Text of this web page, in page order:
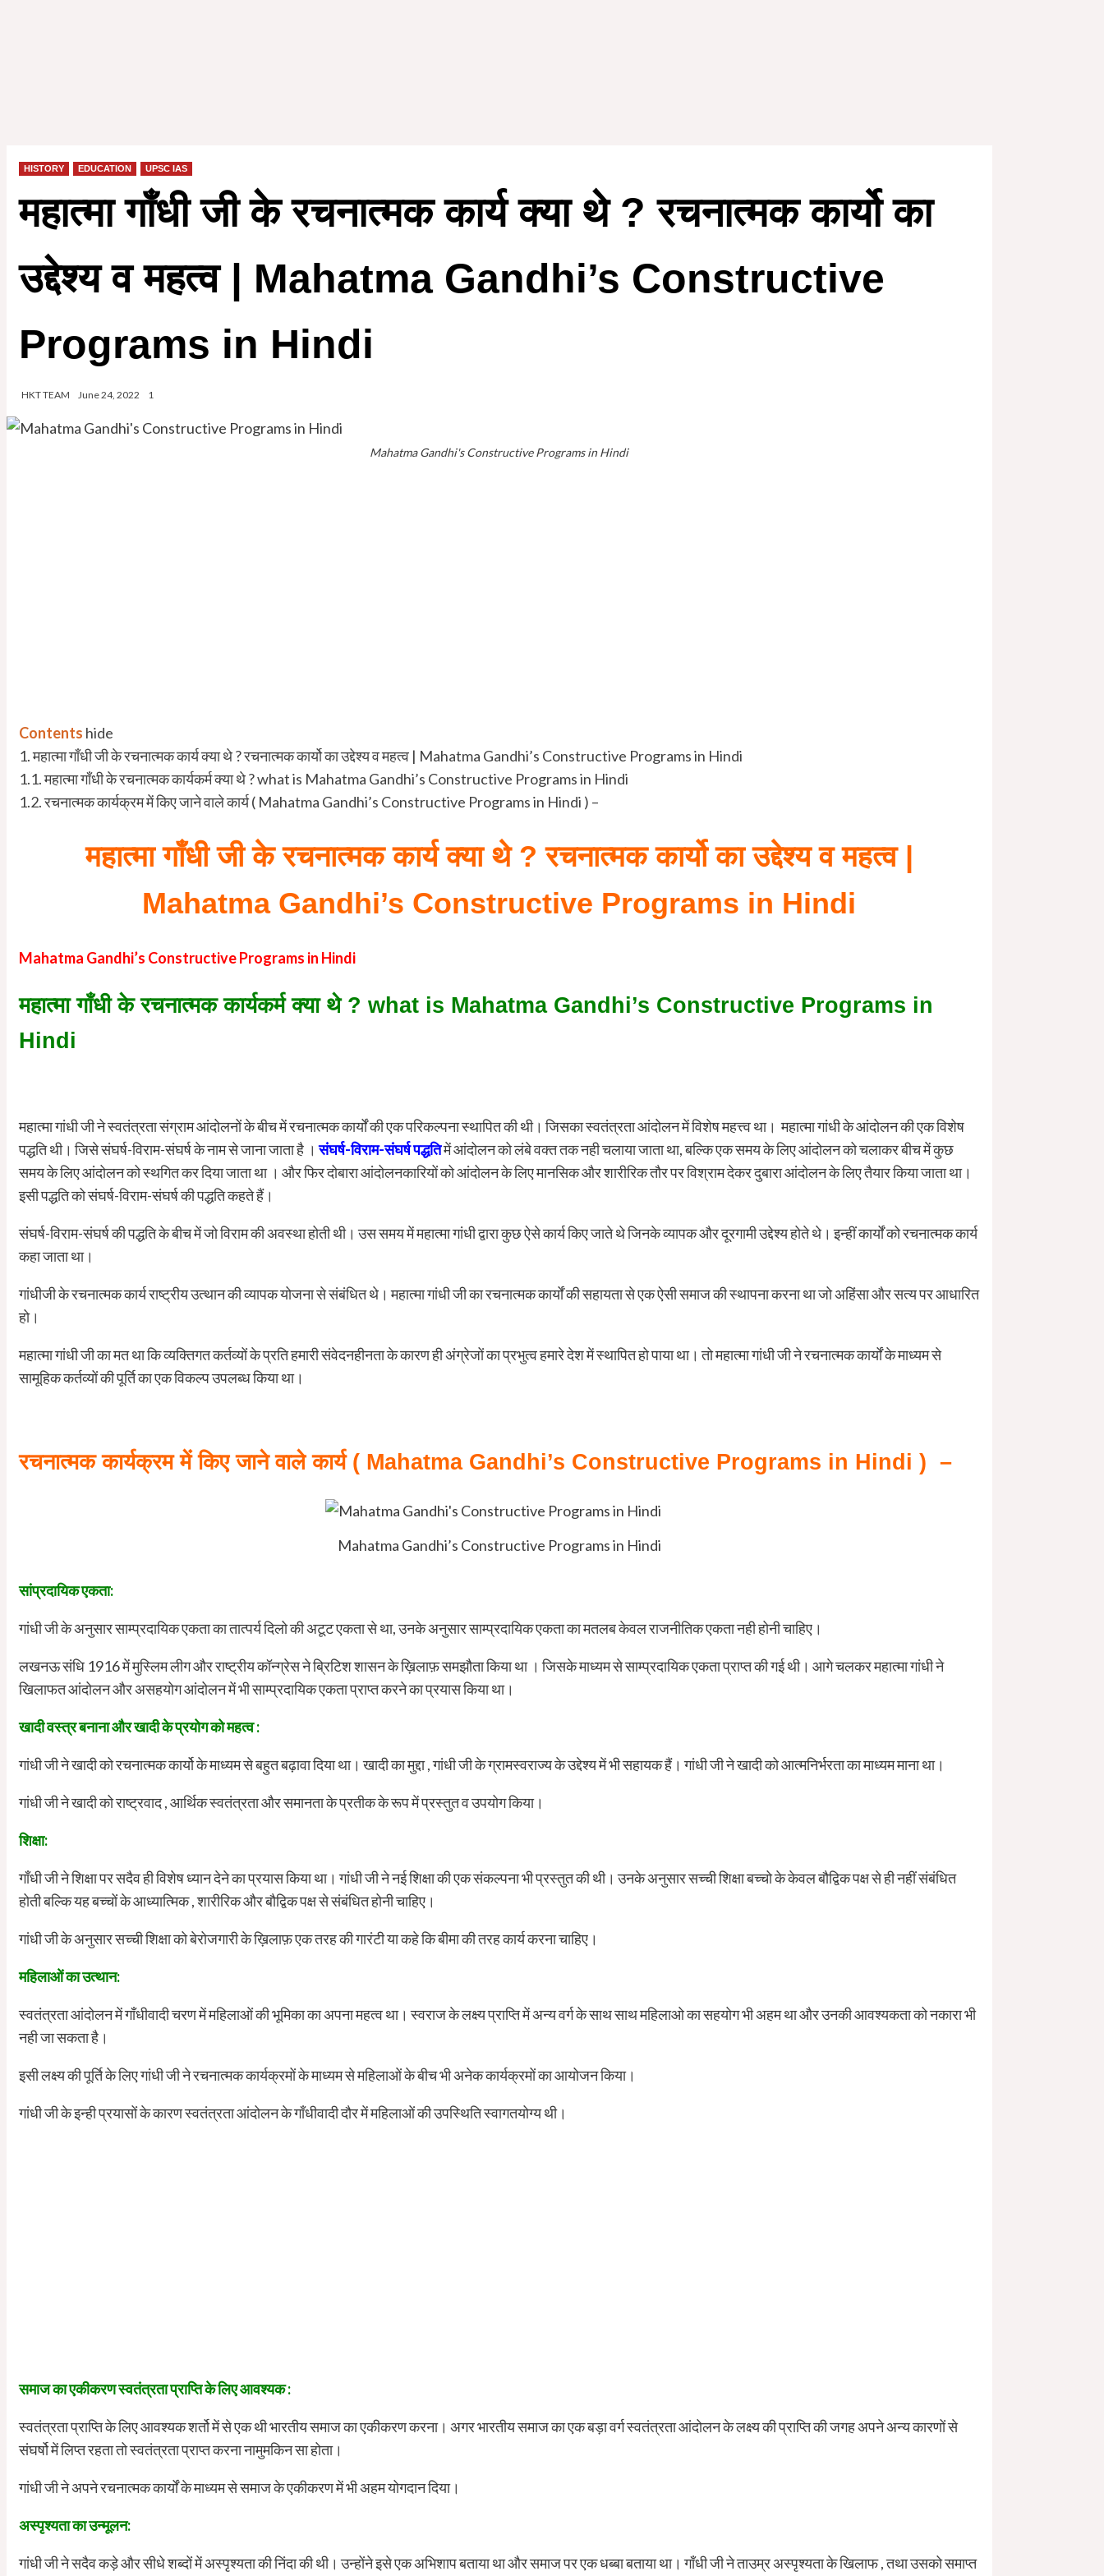
HISTORY EDUCATION UPSC IAS
महात्मा गाँधी जी के रचनात्मक कार्य क्या थे ? रचनात्मक कार्यो का
उद्देश्य व महत्व | Mahatma Gandhi’s Constructive
Programs in Hindi
HKT TEAM June 24, 2022 1
Mahatma Gandhi's Constructive Programs in Hindi
Contents hide
1.महात्मा गाँधी जी के रचनात्मक कार्य क्या थे ? रचनात्मक कार्यो का उद्देश्य व महत्व | Mahatma Gandhi’s Constructive Programs in Hindi
1.1.महात्मा गाँधी के रचनात्मक कार्यकर्म क्या थे ? what is Mahatma Gandhi’s Constructive Programs in Hindi
1.2.रचनात्मक कार्यक्रम में किए जाने वाले कार्य ( Mahatma Gandhi’s Constructive Programs in Hindi ) –
महात्मा गाँधी जी के रचनात्मक कार्य क्या थे ? रचनात्मक कार्यो का उद्देश्य व महत्व |
Mahatma Gandhi’s Constructive Programs in Hindi
Mahatma Gandhi’s Constructive Programs in Hindi
महात्मा गाँधी के रचनात्मक कार्यकर्म क्या थे ? what is Mahatma Gandhi’s Constructive Programs in
Hindi
महात्मा गांधी जी ने स्वतंत्रता संग्राम आंदोलनों के बीच में रचनात्मक कार्यों की एक परिकल्पना स्थापित की थी। जिसका स्वतंत्रता आंदोलन में विशेष महत्त्व था। महात्मा गांधी के आंदोलन की एक विशेष
पद्धति थी। जिसे संघर्ष-विराम-संघर्ष के नाम से जाना जाता है ।संघर्ष-विराम-संघर्ष पद्धतिमें आंदोलन को लंबे वक्त तक नही चलाया जाता था, बल्कि एक समय के लिए आंदोलन को चलाकर बीच में कुछ
समय के लिए आंदोलन को स्थगित कर दिया जाता था । और फिर दोबारा आंदोलनकारियों को आंदोलन के लिए मानसिक और शारीरिक तौर पर विश्राम देकर दुबारा आंदोलन के लिए तैयार किया जाता था।
इसी पद्धति को संघर्ष-विराम-संघर्ष की पद्धति कहते हैं।
संघर्ष-विराम-संघर्ष की पद्धति के बीच में जो विराम की अवस्था होती थी। उस समय में महात्मा गांधी द्वारा कुछ ऐसे कार्य किए जाते थे जिनके व्यापक और दूरगामी उद्देश्य होते थे। इन्हीं कार्यों को रचनात्मक कार्य
कहा जाता था।
गांधीजी के रचनात्मक कार्य राष्ट्रीय उत्थान की व्यापक योजना से संबंधित थे। महात्मा गांधी जी का रचनात्मक कार्यों की सहायता से एक ऐसी समाज की स्थापना करना था जो अहिंसा और सत्य पर आधारित
हो।
महात्मा गांधी जी का मत था कि व्यक्तिगत कर्तव्यों के प्रति हमारी संवेदनहीनता के कारण ही अंग्रेजों का प्रभुत्व हमारे देश में स्थापित हो पाया था। तो महात्मा गांधी जी ने रचनात्मक कार्यों के माध्यम से
सामूहिक कर्तव्यों की पूर्ति का एक विकल्प उपलब्ध किया था।
रचनात्मक कार्यक्रम में किए जाने वाले कार्य ( Mahatma Gandhi’s Constructive Programs in Hindi ) –
Mahatma Gandhi’s Constructive Programs in Hindi
सांप्रदायिक एकता:
गांधी जी के अनुसार साम्प्रदायिक एकता का तात्पर्य दिलो की अटूट एकता से था, उनके अनुसार साम्प्रदायिक एकता का मतलब केवल राजनीतिक एकता नही होनी चाहिए।
लखनऊ संधि 1916 में मुस्लिम लीग और राष्ट्रीय कॉन्ग्रेस ने ब्रिटिश शासन के ख़िलाफ़ समझौता किया था । जिसके माध्यम से साम्प्रदायिक एकता प्राप्त की गई थी। आगे चलकर महात्मा गांधी ने
खिलाफत आंदोलन और असहयोग आंदोलन में भी साम्प्रदायिक एकता प्राप्त करने का प्रयास किया था।
खादी वस्त्र बनाना और खादी के प्रयोग को महत्व :
गांधी जी ने खादी को रचनात्मक कार्यो के माध्यम से बहुत बढ़ावा दिया था। खादी का मुद्दा , गांधी जी के ग्रामस्वराज्य के उद्देश्य में भी सहायक हैं। गांधी जी ने खादी को आत्मनिर्भरता का माध्यम माना था।
गांधी जी ने खादी को राष्ट्रवाद , आर्थिक स्वतंत्रता और समानता के प्रतीक के रूप में प्रस्तुत व उपयोग किया।
शिक्षा:
गाँधी जी ने शिक्षा पर सदैव ही विशेष ध्यान देने का प्रयास किया था। गांधी जी ने नई शिक्षा की एक संकल्पना भी प्रस्तुत की थी। उनके अनुसार सच्ची शिक्षा बच्चो के केवल बौद्विक पक्ष से ही नहीं संबंधित
होती बल्कि यह बच्चों के आध्यात्मिक , शारीरिक और बौद्विक पक्ष से संबंधित होनी चाहिए।
गांधी जी के अनुसार सच्ची शिक्षा को बेरोजगारी के ख़िलाफ़ एक तरह की गारंटी या कहे कि बीमा की तरह कार्य करना चाहिए।
महिलाओं का उत्थान:
स्वतंत्रता आंदोलन में गाँधीवादी चरण में महिलाओं की भूमिका का अपना महत्व था। स्वराज के लक्ष्य प्राप्ति में अन्य वर्ग के साथ साथ महिलाओ का सहयोग भी अहम था और उनकी आवश्यकता को नकारा भी
नही जा सकता है।
इसी लक्ष्य की पूर्ति के लिए गांधी जी ने रचनात्मक कार्यक्रमों के माध्यम से महिलाओं के बीच भी अनेक कार्यक्रमों का आयोजन किया।
गांधी जी के इन्ही प्रयासों के कारण स्वतंत्रता आंदोलन के गाँधीवादी दौर में महिलाओं की उपस्थिति स्वागतयोग्य थी।
समाज का एकीकरण स्वतंत्रता प्राप्ति के लिए आवश्यक :
स्वतंत्रता प्राप्ति के लिए आवश्यक शर्तो में से एक थी भारतीय समाज का एकीकरण करना। अगर भारतीय समाज का एक बड़ा वर्ग स्वतंत्रता आंदोलन के लक्ष्य की प्राप्ति की जगह अपने अन्य कारणों से
संघर्षो में लिप्त रहता तो स्वतंत्रता प्राप्त करना नामुमकिन सा होता।
गांधी जी ने अपने रचनात्मक कार्यों के माध्यम से समाज के एकीकरण में भी अहम योगदान दिया।
अस्पृश्यता का उन्मूलन:
गांधी जी ने सदैव कड़े और सीधे शब्दों में अस्पृश्यता की निंदा की थी। उन्होंने इसे एक अभिशाप बताया था और समाज पर एक धब्बा बताया था। गाँधी जी ने ताउम्र अस्पृश्यता के खिलाफ , तथा उसको समाप्त